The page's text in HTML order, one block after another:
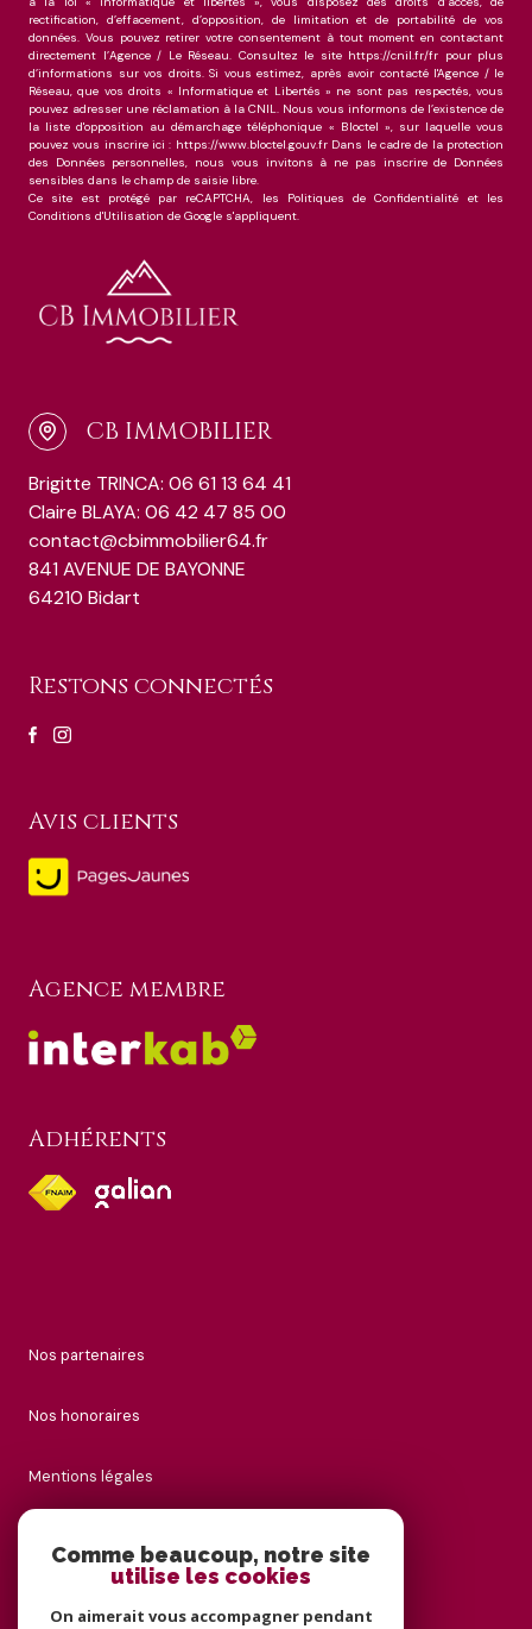
rectification, d’effacement, d’opposition, de limitation et de portabilité de vos
données. Vous pouvez retirer votre consentement à tout moment en contactant
directement l’Agence / Le Réseau. Consultez le site https://cnil.fr/fr pour plus
d’informations sur vos droits. Si vous estimez, après avoir contacté l'Agence / le
Réseau, que vos droits « Informatique et Libertés » ne sont pas respectés, vous
pouvez adresser une réclamation à la CNIL. Nous vous informons de l’existence de
la liste d'opposition au démarchage téléphonique « Bloctel », sur laquelle vous
pouvez vous inscrire ici : https://www.bloctel.gouv.fr Dans le cadre de la protection
des Données personnelles, nous vous invitons à ne pas inscrire de Données
sensibles dans le champ de saisie libre.
Ce site est protégé par reCAPTCHA, les Politiques de Confidentialité et les
Conditions d'Utilisation de Google s'appliquent.
CB IMMOBILIER
Brigitte TRINCA: 06 61 13 64 41
Claire BLAYA: 06 42 47 85 00
contact@cbimmobilier64.fr
841 AVENUE DE BAYONNE
64210 Bidart
Restons connectés
Avis clients
Agence membre
Adhérents
nos partenaires
nos honoraires
mentions légales
Comme beaucoup, notre site
utilise les cookies
On aimerait vous accompagner pendant